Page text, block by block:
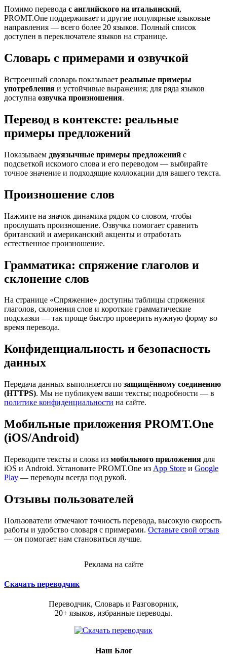
Помимо перевода с английского на итальянский,
PROMT.One поддерживает и другие популярные языковые
направления — всего более 20 языков. Полный список
доступен в переключателе языков на странице.
Словарь с примерами и озвучкой
Встроенный словарь показывает реальные примеры
употребления и устойчивые выражения; для ряда языков
доступна озвучка произношения.
Перевод в контексте: реальные
примеры предложений
Показываем двуязычные примеры предложений с
подсветкой искомого слова и его переводом — выбирайте
точное значение и подходящие коллокации для вашего текста.
Произношение слов
Нажмите на значок динамика рядом со словом, чтобы
прослушать произношение. Озвучка помогает сравнить
британский и американский акценты и отработать
естественное произношение.
Грамматика: спряжение глаголов и
склонение слов
На странице «Спряжение» доступны таблицы спряжения
глаголов, склонения слов и короткие грамматические
подсказки — так проще быстро проверить нужную форму во
время перевода.
Конфиденциальность и безопасность
данных
Передача данных выполняется по защищённому соединению
(HTTPS). Мы не публикуем ваши тексты; подробности — в
политике конфиденциальности на сайте.
Мобильные приложения PROMT.One
(iOS/Android)
Переводите тексты и слова из мобильного приложения для
iOS и Android. Установите PROMT.One из App Store и Google
Play — переводы всегда под рукой.
Отзывы пользователей
Пользователи отмечают точность перевода, высокую скорость
работы и удобство словаря с примерами. Оставьте свой отзыв
— он помогает нам становиться лучше.
Реклама на сайте
Скачать переводчик
Переводчик, Словарь и Разговорник,
20+ языков, избранные переводы.
Наш Блог